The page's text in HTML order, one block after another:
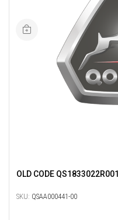
OLD CODE QS1833022R001
SKU: QSAA000441-00